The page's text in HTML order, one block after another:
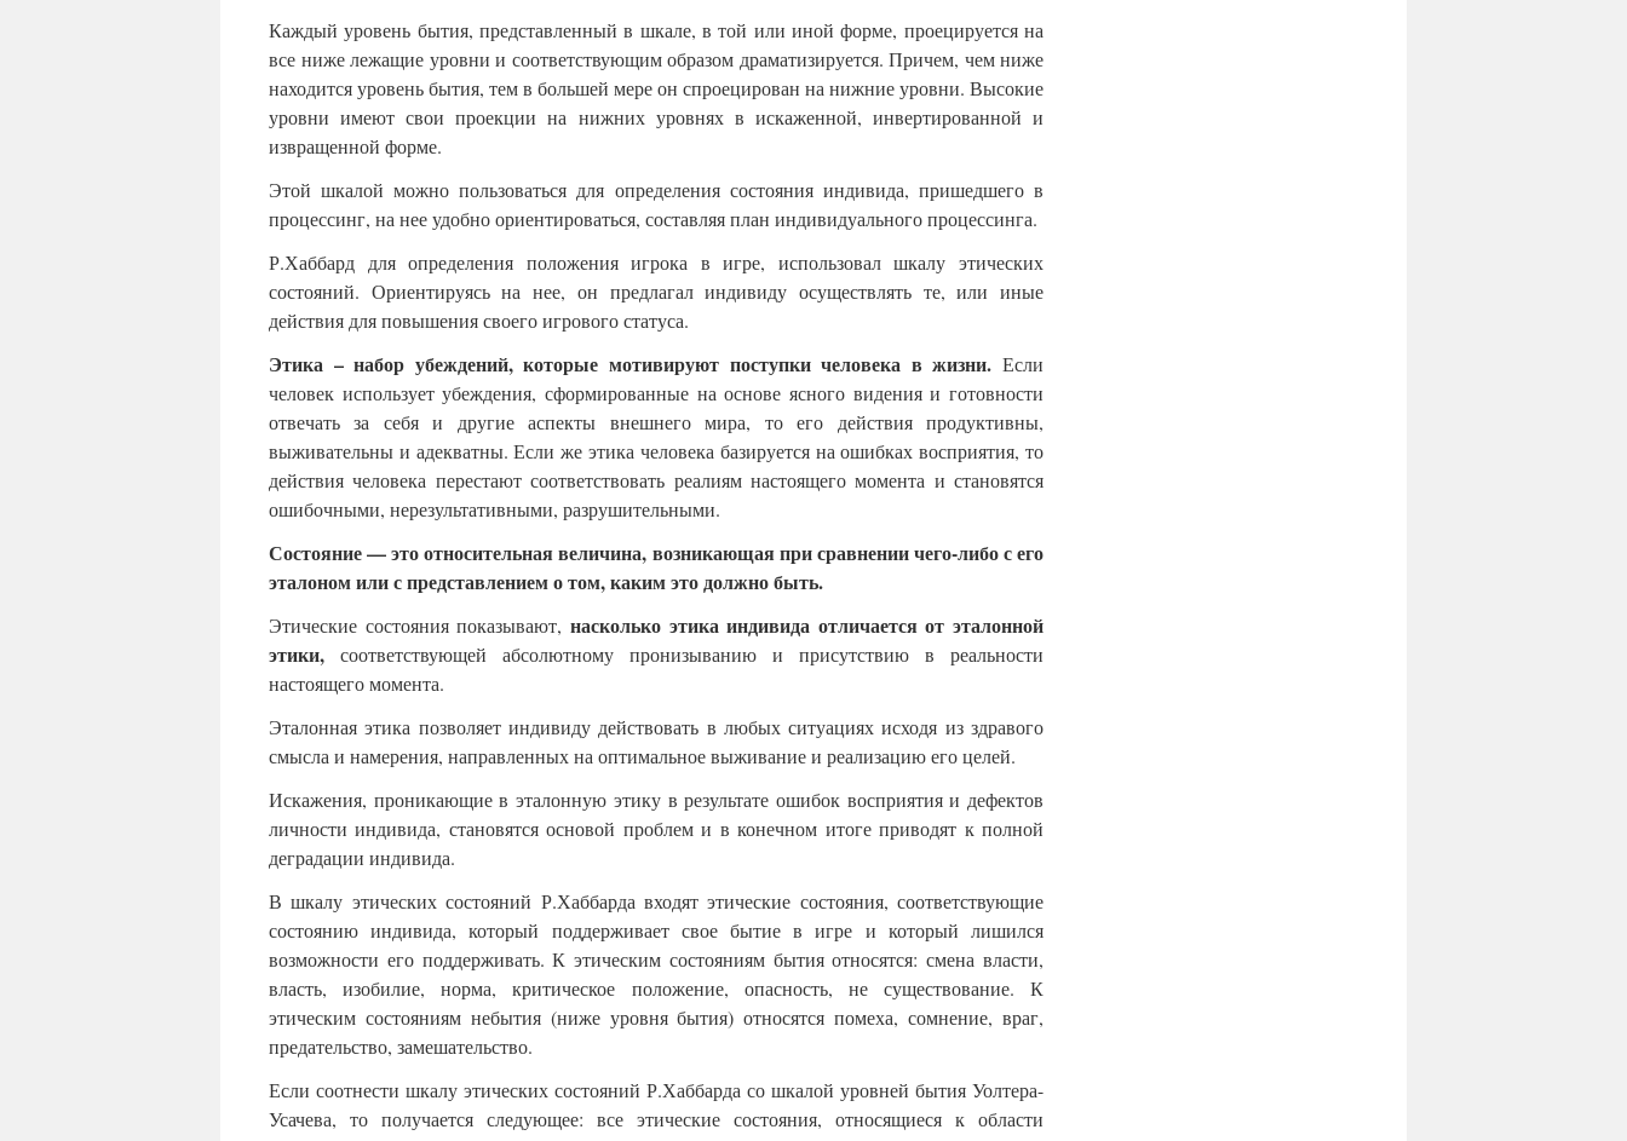
Каждый уровень бытия, представленный в шкале, в той или иной форме, проецируется на
все ниже лежащие уровни и соответствующим образом драматизируется. Причем, чем ниже
находится уровень бытия, тем в большей мере он спроецирован на нижние уровни. Высокие
уровни имеют свои проекции на нижних уровнях в искаженной, инвертированной и
извращенной форме.
Этой шкалой можно пользоваться для определения состояния индивида, пришедшего в
процессинг, на нее удобно ориентироваться, составляя план индивидуального процессинга.
Р.Хаббард для определения положения игрока в игре, использовал шкалу этических
состояний. Ориентируясь на нее, он предлагал индивиду осуществлять те, или иные
действия для повышения своего игрового статуса.
Этика – набор убеждений, которые мотивируют поступки человека в жизни. Если
человек использует убеждения, сформированные на основе ясного видения и готовности
отвечать за себя и другие аспекты внешнего мира, то его действия продуктивны,
выживательны и адекватны. Если же этика человека базируется на ошибках восприятия, то
действия человека перестают соответствовать реалиям настоящего момента и становятся
ошибочными, нерезультативными, разрушительными.
Состояние — это относительная величина, возникающая при сравнении чего-либо с его
эталоном или с представлением о том, каким это должно быть.
Этические состояния показывают, насколько этика индивида отличается от эталонной
этики, соответствующей абсолютному пронизыванию и присутствию в реальности
настоящего момента.
Эталонная этика позволяет индивиду действовать в любых ситуациях исходя из здравого
смысла и намерения, направленных на оптимальное выживание и реализацию его целей.
Искажения, проникающие в эталонную этику в результате ошибок восприятия и дефектов
личности индивида, становятся основой проблем и в конечном итоге приводят к полной
деградации индивида.
В шкалу этических состояний Р.Хаббарда входят этические состояния, соответствующие
состоянию индивида, который поддерживает свое бытие в игре и который лишился
возможности его поддерживать. К этическим состояниям бытия относятся: смена власти,
власть, изобилие, норма, критическое положение, опасность, не существование. К
этическим состояниям небытия (ниже уровня бытия) относятся помеха, сомнение, враг,
предательство, замешательство.
Если соотнести шкалу этических состояний Р.Хаббарда со шкалой уровней бытия Уолтера-
Усачева, то получается следующее: все этические состояния, относящиеся к области